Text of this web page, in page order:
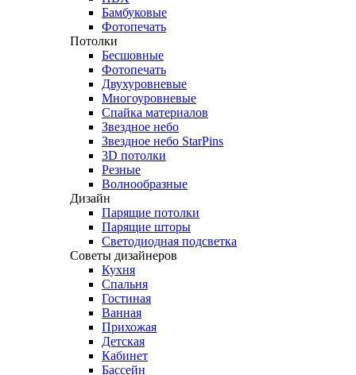
Бамбуковые
Фотопечать
Потолки
Бесшовные
Фотопечать
Двухуровневые
Многоуровневые
Спайка материалов
Звездное небо
Звездное небо StarPins
3D потолки
Резные
Волнообразные
Дизайн
Парящие потолки
Парящие шторы
Светодиодная подсветка
Советы дизайнеров
Кухня
Спальня
Гостиная
Ванная
Прихожая
Детская
Кабинет
Бассейн